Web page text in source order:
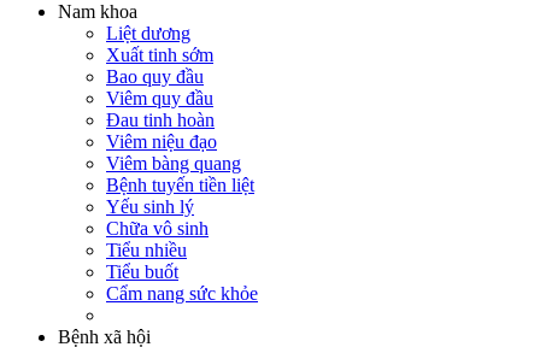
Nam khoa
Liệt dương
Xuất tinh sớm
Bao quy đầu
Viêm quy đầu
Đau tinh hoàn
Viêm niệu đạo
Viêm bàng quang
Bệnh tuyến tiền liệt
Yếu sinh lý
Chữa vô sinh
Tiểu nhiều
Tiểu buốt
Cẩm nang sức khỏe
Bệnh xã hội